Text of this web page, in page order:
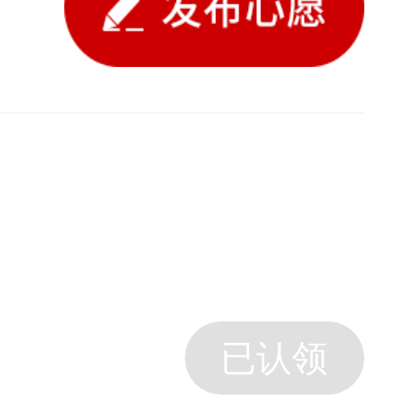
已认领
已认领